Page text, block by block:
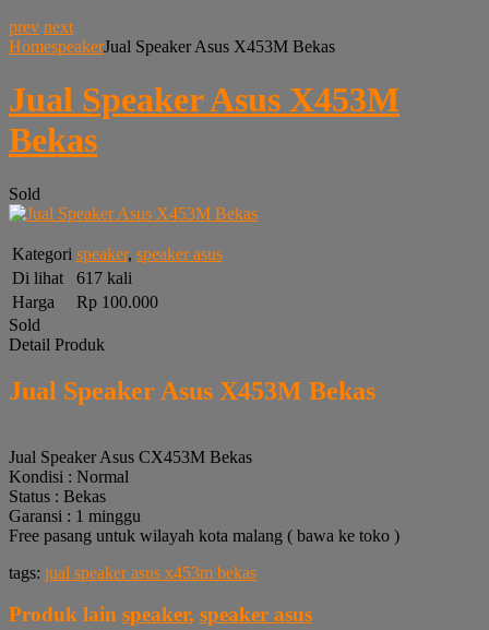
prev next
HomespeakerJual Speaker Asus X453M Bekas
Jual Speaker Asus X453M
Bekas
Sold
Kategori speaker, speaker asus
Di lihat
617 kali
Harga
Rp 100.000
Sold
Detail Produk
Jual Speaker Asus X453M Bekas
Jual Speaker Asus CX453M Bekas
Kondisi : Normal
Status : Bekas
Garansi : 1 minggu
Free pasang untuk wilayah kota malang ( bawa ke toko )
tags: jual speaker asus x453m bekas
Produk lain speaker, speaker asus